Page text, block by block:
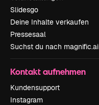
Slidesgo
Deine Inhalte verkaufen
Pressesaal
Suchst du nach magnific.ai
Kontakt aufnehmen
Kundensupport
Instagram